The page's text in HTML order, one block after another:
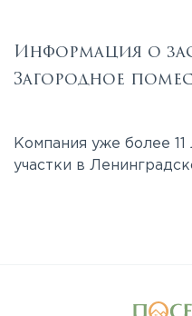
Информация о
Загородное
Компания уже более
участки в